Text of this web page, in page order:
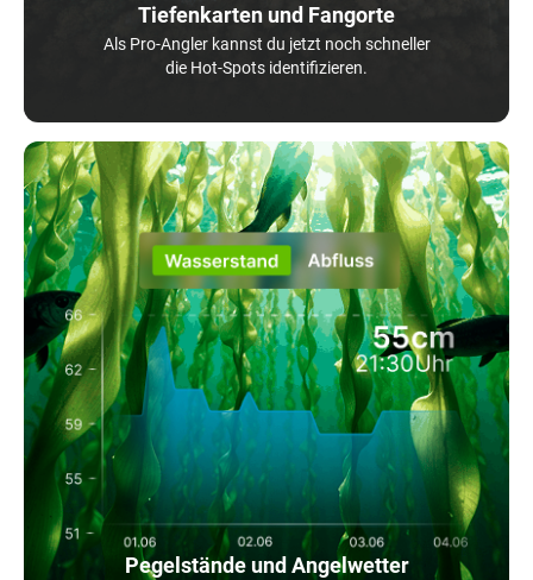
Tiefenkarten und Fangorte
Als Pro-Angler kannst du jetzt noch schneller
die Hot-Spots identifizieren.
Pegelstände und Angelwetter